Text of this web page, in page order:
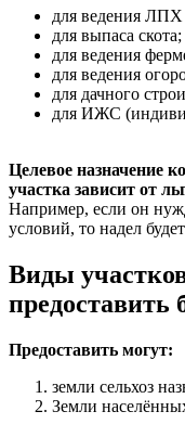
для ведения ЛПХ
для выпаса скота;
для ведения
для ведения
для дачного
для ИЖС
Целевое назначение
участка зависит от
Например, если он
условий, то надел
Виды
предоставить
Предоставить могут:
земли сельхоз
Земли